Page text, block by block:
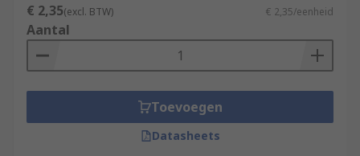
€ 2,35(excl. BTW) € 2,35/eenheid
Aantal
Toevoegen
Datasheets